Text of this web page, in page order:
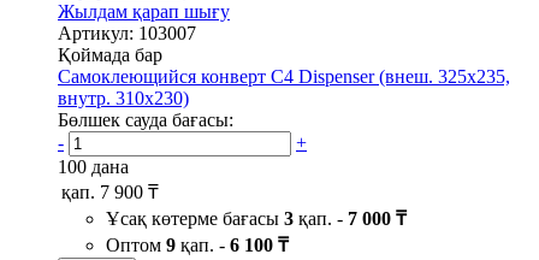
Жылдам қарап шығу
Артикул: 103007
Қоймада бар
Самоклеющийся конверт С4 Dispenser (внеш. 325х235,
внутр. 310х230)
Бөлшек сауда бағасы:
-
+
100 дана
қап. 7 900 ₸
Ұсақ көтерме бағасы 3 қап. - 7 000 ₸
Оптом 9 қап. - 6 100 ₸